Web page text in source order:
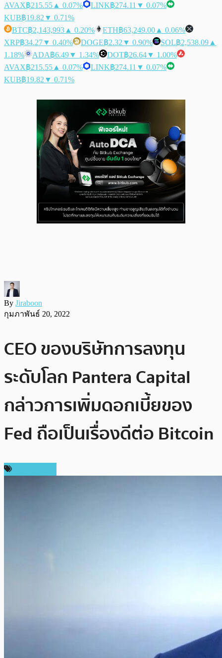
AVAX฿215.55 ▲ 0.07% LINK฿274.11 ▼ 0.07%
KUB฿19.82 ▼ 0.71%
BTC฿2,143,993 ▲ 0.20% ETH฿63,249.00 ▲ 0.06%
XRP฿34.27▼ 0.40% DOGE฿2.32 ▼ 0.90% SOL฿2,538.09 ▲
1.18%
ADA฿6.49▼ 1.34% DOT฿26.64▼ 1.00%
AVAX฿215.55 ▲ 0.07% LINK฿274.11 ▼ 0.07%
KUB฿19.82 ▼ 0.71%
By Jiraboon
กุมภาพันธ์ 20, 2022
CEO ของบริษัทการลงทุน
ระดับโลก Pantera Capital
กล่าวการเพิ่มดอกเบี้ยของ
Fed ถือเป็นเรื่องดีต่อ Bitcoin